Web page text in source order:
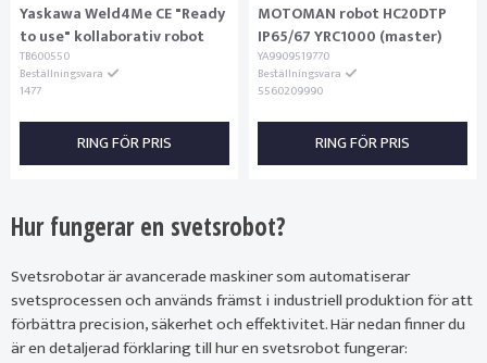
Yaskawa Weld4Me CE "Ready
to use" kollaborativ robot
TB600550
Beställningsvara
1477
RING FÖR PRIS
MOTOMAN robot HC20DTP
IP65/67 YRC1000 (master)
YA9909519770
Beställningsvara
5560209990
RING FÖR PRIS
Hur fungerar en svetsrobot?
Svetsrobotar är avancerade maskiner som automatiserar
svetsprocessen och används främst i industriell produktion för att
förbättra precision, säkerhet och effektivitet. Här nedan finner du
är en detaljerad förklaring till hur en svetsrobot fungerar: